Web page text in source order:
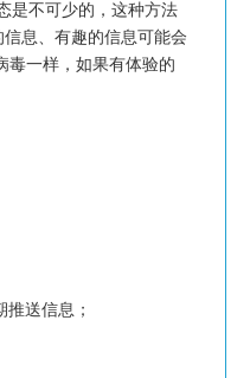
是不可少的，这种方法
息、有趣的信息可能会
毒一样，如果有体验的
送信息；